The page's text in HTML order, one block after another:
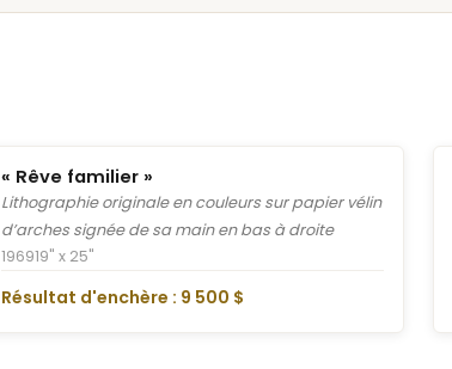
« Rêve familier »
Lithographie originale en couleurs sur papier vélin
d’arches signée de sa main en bas à droite
196919" x 25"
Résultat d'enchère : 9 500 $